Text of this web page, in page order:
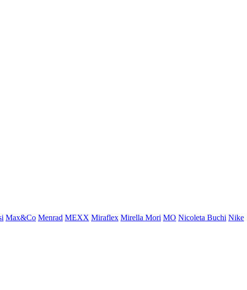
Max&Co Menrad MEXX Miraflex Mirella Mori MO Nicoleta Buchi Nike